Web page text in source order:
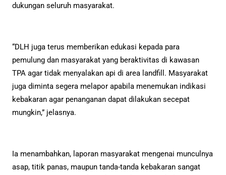
dukungan seluruh masyarakat.
“DLH juga terus memberikan edukasi kepada para
pemulung dan masyarakat yang beraktivitas di kawasan
TPA agar tidak menyalakan api di area landfill. Masyarakat
juga diminta segera melapor apabila menemukan indikasi
kebakaran agar penanganan dapat dilakukan secepat
mungkin,” jelasnya.
Ia menambahkan, laporan masyarakat mengenai munculnya
asap, titik panas, maupun tanda-tanda kebakaran sangat